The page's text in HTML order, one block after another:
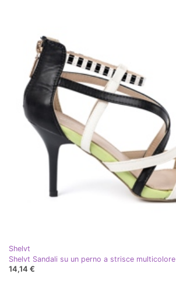
Shelvt
Shelvt Sandali su un perno a strisce multicolore
14,14 €